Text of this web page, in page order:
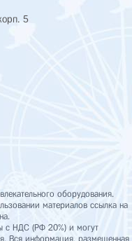
5
оборудования.
материалов ссылка на
с НДС (РФ 20%) и могут
Вся информация, размещенная